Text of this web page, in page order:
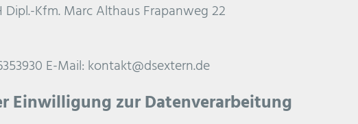
Dipl.-Kfm. Marc Althaus Frapanweg 22
E-Mail: kontakt@dsextern.de
Einwilligung zur Datenverarbeitung